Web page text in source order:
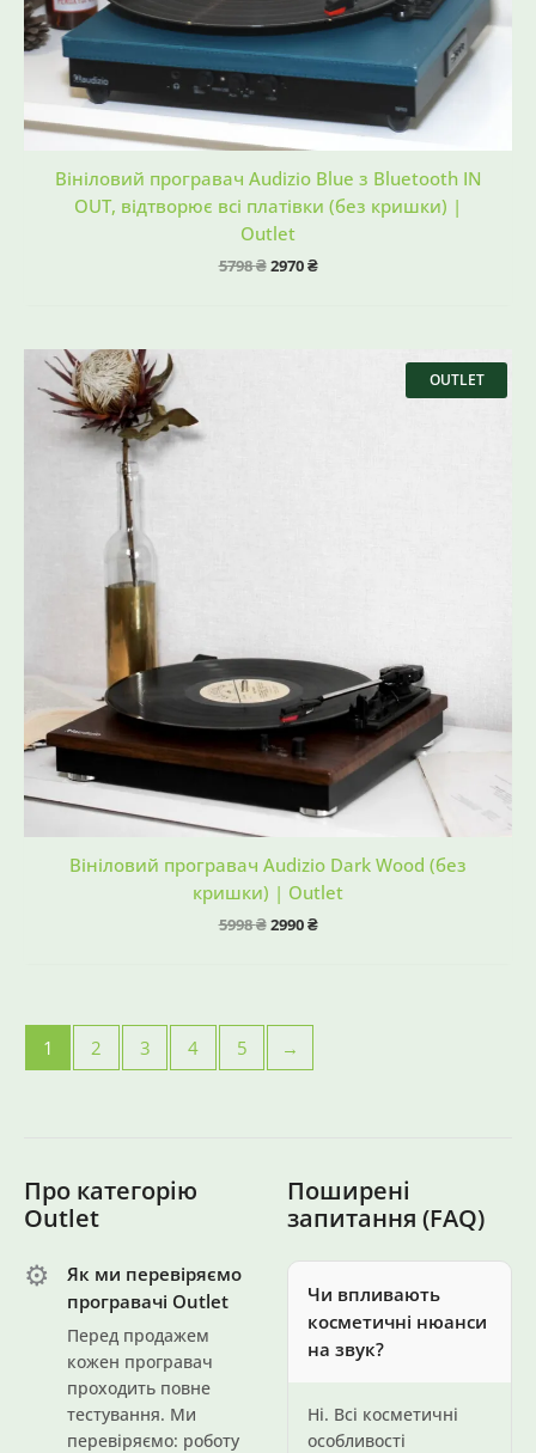
Вініловий програвач Audizio Blue з Bluetooth IN
OUT, відтворює всі платівки (без кришки) |
Outlet
5798₴2970₴
Вініловий програвач Audizio Dark Wood (без
кришки) | Outlet
5998₴2990₴
OUTLET
1 2 3 4 5 →
Про категорію
Outlet
⚙️
Як ми перевіряємо
програвачі Outlet
Перед продажем
кожен програвач
проходить повне
тестування. Ми
перевіряємо: роботу
Поширені
запитання (FAQ)
Чи впливають
косметичні нюанси
на звук?
Ні. Всі косметичні
особливості